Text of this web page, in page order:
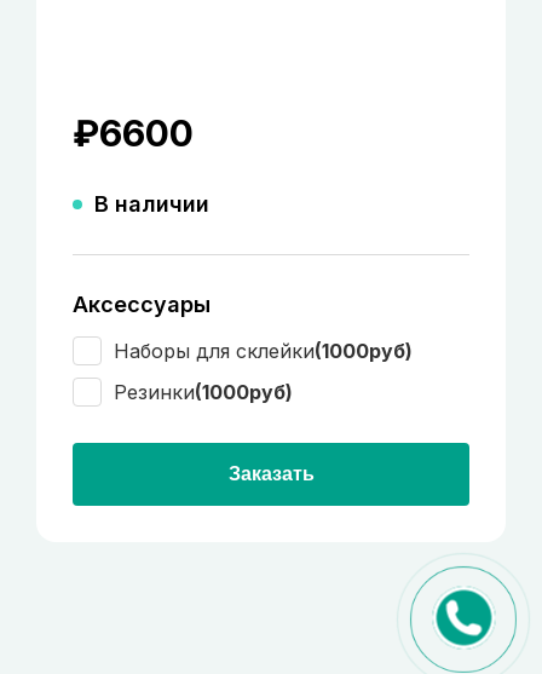
₽6600
В наличии
Аксессуары
Наборы для склейки(1000руб)
Резинки(1000руб)
Заказать